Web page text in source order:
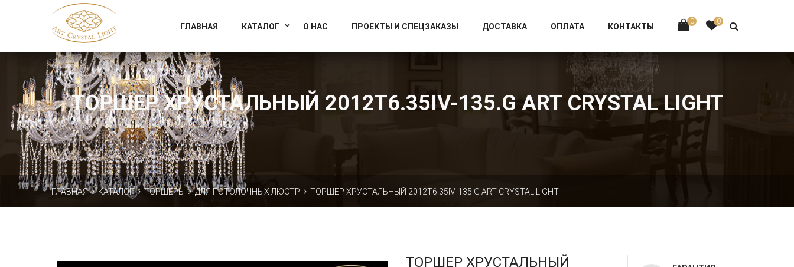
Официальный магазин фабрики Art Crystal Light
0 0
ГЛАВНАЯ КАТАЛОГ О НАС ПРОЕКТЫ И СПЕЦЗАКАЗЫ ДОСТАВКА ОПЛАТА КОНТАКТЫ
ТОРШЕР ХРУСТАЛЬНЫЙ 2012T6.35IV-135.G ART CRYSTAL LIGHT
ГЛАВНАЯ КАТАЛОГ ТОРШЕРЫ ДЛЯ ПОТОЛОЧНЫХ ЛЮСТР ТОРШЕР ХРУСТАЛЬНЫЙ 2012T6.35IV-135.G ART CRYSTAL LIGHT
ТОРШЕР ХРУСТАЛЬНЫЙ